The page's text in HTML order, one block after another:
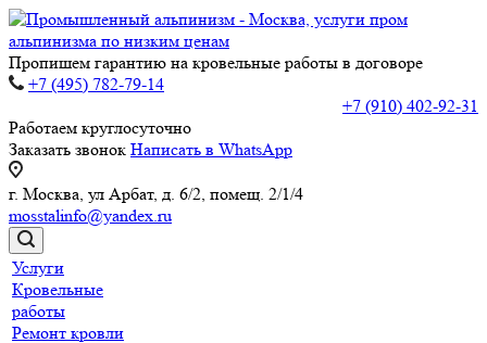
Пропишем гарантию на кровельные работы в договоре
+7 (495) 782-79-14
+7 (910) 402-92-31
Работаем круглосуточно
Заказать звонок Написать в WhatsApp
г. Москва, ул Арбат, д. 6/2, помещ. 2/1/4
mosstalinfo@yandex.ru
Услуги
Кровельные
работы
Ремонт кровли